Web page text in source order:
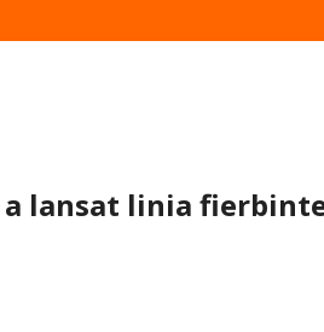
a lansat linia